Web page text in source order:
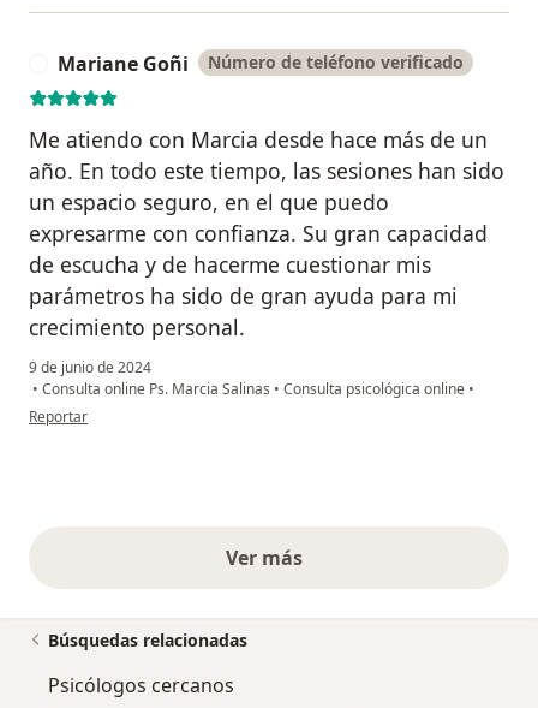
Mariane Goñi Número de teléfono verificado
Me atiendo con Marcia desde hace más de un
año. En todo este tiempo, las sesiones han sido
un espacio seguro, en el que puedo
expresarme con confianza. Su gran capacidad
de escucha y de hacerme cuestionar mis
parámetros ha sido de gran ayuda para mi
crecimiento personal.
9 de junio de 2024
• Consulta online Ps. Marcia Salinas • Consulta psicológica online •
en opinión del usuario Mariane Goñi
Reportar
Ver másopiniones anteriores
Búsquedas relacionadas
Psicólogos cercanos